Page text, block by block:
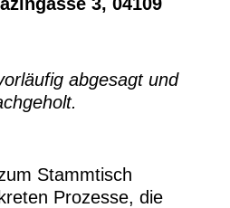
abgesagt und
Stammtisch
Prozesse, die